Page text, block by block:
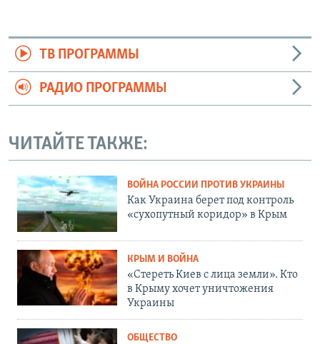
ТВ ПРОГРАММЫ
РАДИО ПРОГРАММЫ
ЧИТАЙТЕ ТАКЖЕ:
ВОЙНА РОССИИ ПРОТИВ УКРАИНЫ
Как Украина берет под контроль
«сухопутный коридор» в Крым
КРЫМ И ВОЙНА
«Стереть Киев с лица земли». Кто
в Крыму хочет уничтожения
Украины
ОБЩЕСТВО